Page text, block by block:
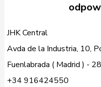
JHK Central
Avda de la Industria, 10,
Fuenlabrada ( Madrid ) -
+34 916424550